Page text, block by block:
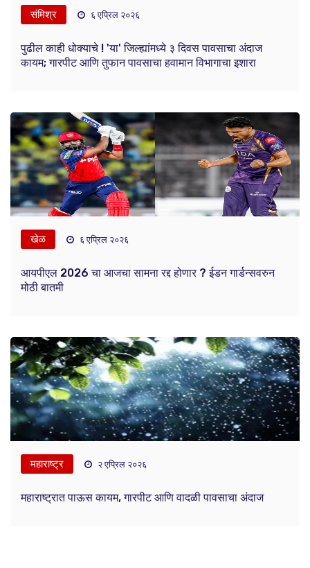
संमिश्र ६ एप्रिल २०२६
पुढील काही धोक्याचे ! 'या' जिल्ह्यांमध्ये ३ दिवस पावसाचा अंदाज
कायम; गारपीट आणि तुफान पावसाचा हवामान विभागाचा इशारा
खेळ ६ एप्रिल २०२६
आयपीएल 2026 चा आजचा सामना रद्द होणार ? ईडन गार्डन्सवरुन
मोठी बातमी
महाराष्ट्र २ एप्रिल २०२६
महाराष्ट्रात पाऊस कायम, गारपीट आणि वादळी पावसाचा अंदाज